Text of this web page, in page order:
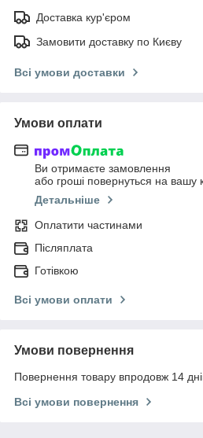
Доставка кур'єром
Замовити доставку по Києву
Всі умови доставки
Умови оплати
Ви отримаєте замовлення
або гроші повернуться на вашу
Детальніше
Оплатити частинами
Післяплата
Готівкою
Всі умови оплати
Умови повернення
Повернення товару впродовж 14
Всі умови повернення